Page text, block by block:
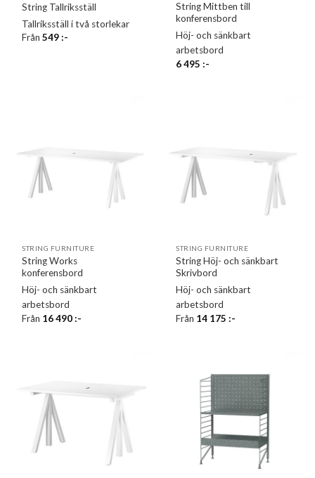
String Tallriksställ
Tallriksställ i två storlekar
Från549:-
String Mittben till
konferensbord
Höj- och sänkbart
arbetsbord
6 495:-
STRING FURNITURE
String Works
konferensbord
Höj- och sänkbart
arbetsbord
Från 16 490:-
STRING FURNITURE
String Höj- och sänkbart
Skrivbord
Höj- och sänkbart
arbetsbord
Från 14 175:-